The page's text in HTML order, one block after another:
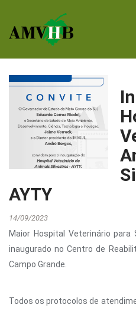
AYTY
14/09/2023
Maior Hospital Veterinário
inaugurado no Centro de
Campo Grande.
Todos os protocolos de